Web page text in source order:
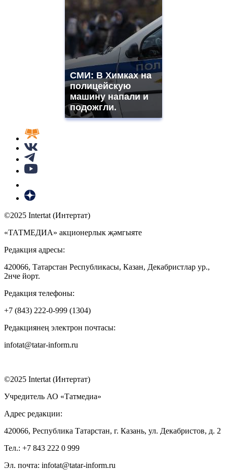
СМИ: В Химках на
полицейскую
машину напали и
подожгли.
©2025 Intertat (Интертат)
«ТАТМЕДИА» акционерлык җәмгыяте
Редакция адресы:
420066, Татарстан Республикасы, Казан, Декабристлар ур.,
2нче йорт.
Редакция телефоны:
+7 (843) 222-0-999 (1304)
Редакциянең электрон почтасы:
infotat@tatar-inform.ru
©2025 Intertat (Интертат)
Учредитель АО «Татмедиа»
Адрес редакции:
420066, Республика Татарстан, г. Казань, ул. Декабристов, д. 2
Тел.: +7 843 222 0 999
Эл. почта: infotat@tatar-inform.ru